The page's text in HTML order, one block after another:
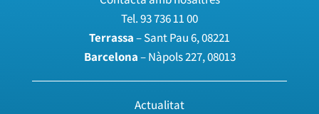
Tel.93 736 11 00
Terrassa– Sant Pau 6, 08221
Barcelona– Nàpols 227, 08013
Actualitat